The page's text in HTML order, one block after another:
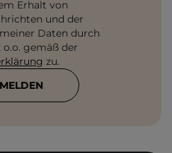
Erhalt von
und der
Daten durch
o.o. gemäß der
zu.